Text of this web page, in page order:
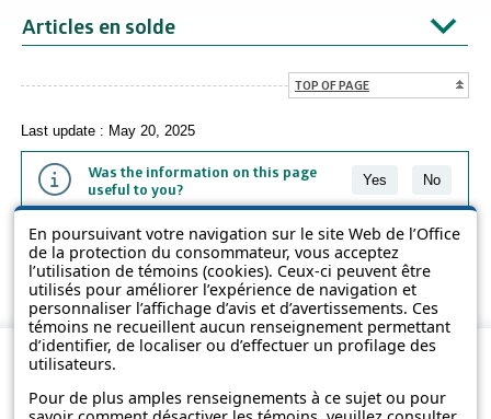
En poursuivant votre navigation sur le site Web de l’Office
de la protection du consommateur, vous acceptez
l’utilisation de témoins (cookies). Ceux-ci peuvent être
utilisés pour améliorer l’expérience de navigation et
personnaliser l’affichage d’avis et d’avertissements. Ces
témoins ne recueillent aucun renseignement permettant
d’identifier, de localiser ou d’effectuer un profilage des
utilisateurs.
Pour de plus amples renseignements à ce sujet ou pour
Articles en solde
TOP OF PAGE
Last update : May 20, 2025
Was the information on this page
useful to you?
Yes No
The information contained on this page is presented in simple terms to
make it easier to understand. It does not replace the texts of the laws
and regulations.